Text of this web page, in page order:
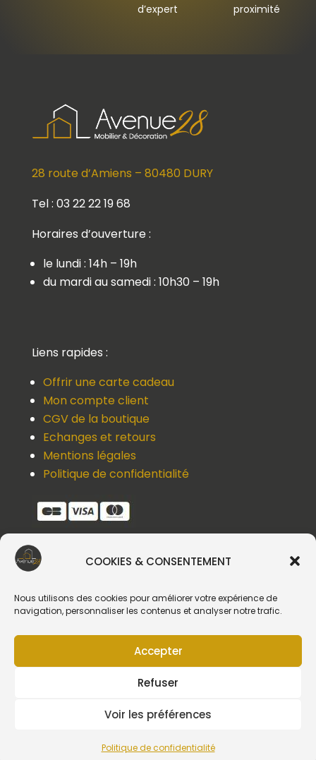
COOKIES & CONSENTEMENT
Nous utilisons des cookies pour améliorer votre expérience de
navigation, personnaliser les contenus et analyser notre trafic.
Accepter
Refuser
Voir les préférences
Politique de confidentialité
d’expert
proximité
28 route d’Amiens – 80480 DURY
Tel : 03 22 22 19 68
Horaires d’ouverture :
le lundi : 14h – 19h
du mardi au samedi : 10h30 – 19h
Liens rapides :
Offrir une carte cadeau
Mon compte client
CGV de la boutique
Echanges et retours
Mentions légales
Politique de confidentialité
Une question, un devis, un souci ?
Contactez-nous !
Suivez-nous